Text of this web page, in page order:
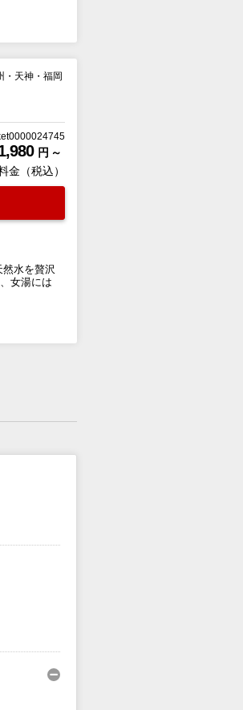
・天神・福岡
円 ～
金（税込）
水を贅沢
女湯には